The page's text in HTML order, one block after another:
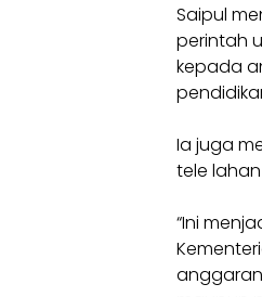
Saipul
perintah
kepada
Ia juga
tele
“Ini